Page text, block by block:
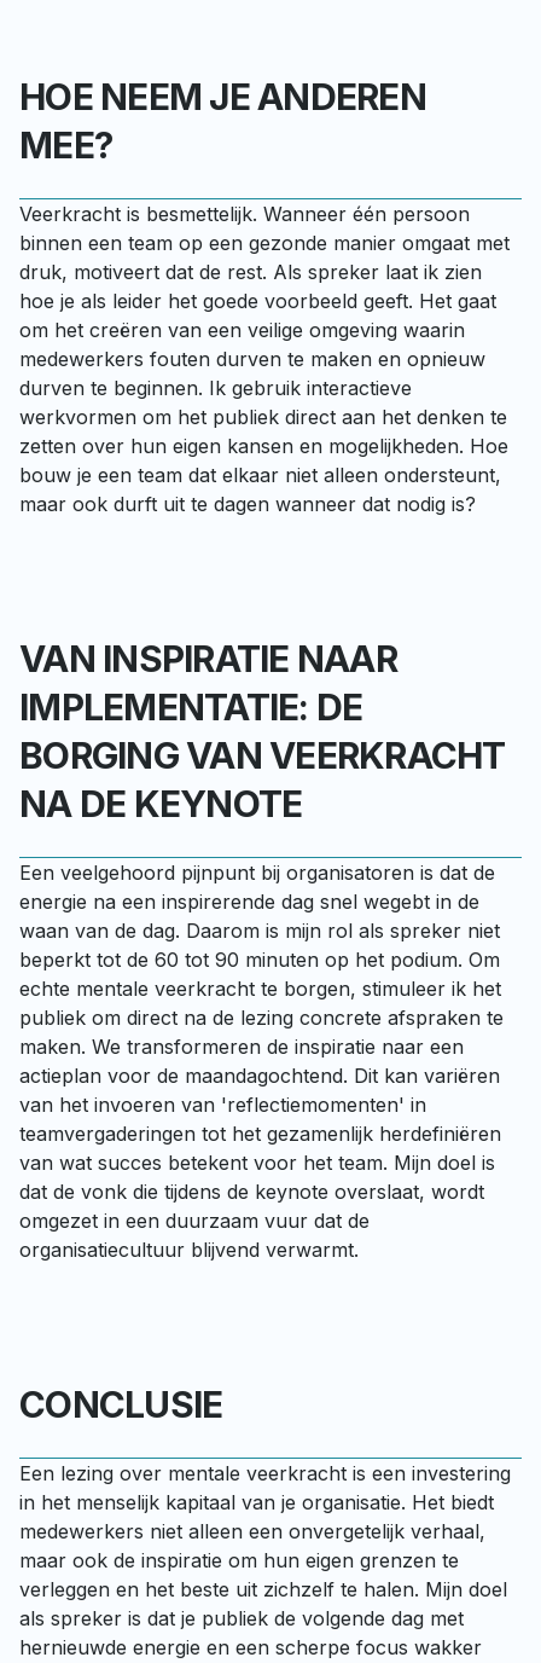
HOE NEEM JE ANDEREN
MEE?
Veerkracht is besmettelijk. Wanneer één persoon
binnen een team op een gezonde manier omgaat met
druk, motiveert dat de rest. Als spreker laat ik zien
hoe je als leider het goede voorbeeld geeft. Het gaat
om het creëren van een veilige omgeving waarin
medewerkers fouten durven te maken en opnieuw
durven te beginnen. Ik gebruik interactieve
werkvormen om het publiek direct aan het denken te
zetten over hun eigen kansen en mogelijkheden. Hoe
bouw je een team dat elkaar niet alleen ondersteunt,
maar ook durft uit te dagen wanneer dat nodig is?
VAN INSPIRATIE NAAR
IMPLEMENTATIE: DE
BORGING VAN VEERKRACHT
NA DE KEYNOTE
Een veelgehoord pijnpunt bij organisatoren is dat de
energie na een inspirerende dag snel wegebt in de
waan van de dag. Daarom is mijn rol als spreker niet
beperkt tot de 60 tot 90 minuten op het podium. Om
echte mentale veerkracht te borgen, stimuleer ik het
publiek om direct na de lezing concrete afspraken te
maken. We transformeren de inspiratie naar een
actieplan voor de maandagochtend. Dit kan variëren
van het invoeren van 'reflectiemomenten' in
teamvergaderingen tot het gezamenlijk herdefiniëren
van wat succes betekent voor het team. Mijn doel is
dat de vonk die tijdens de keynote overslaat, wordt
omgezet in een duurzaam vuur dat de
organisatiecultuur blijvend verwarmt.
CONCLUSIE
Een lezing over mentale veerkracht is een investering
in het menselijk kapitaal van je organisatie. Het biedt
medewerkers niet alleen een onvergetelijk verhaal,
maar ook de inspiratie om hun eigen grenzen te
verleggen en het beste uit zichzelf te halen. Mijn doel
als spreker is dat je publiek de volgende dag met
hernieuwde energie en een scherpe focus wakker